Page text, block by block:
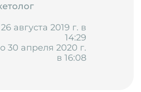
августа 2019 г. в
14:29
30 апреля 2020 г.
в 16:08